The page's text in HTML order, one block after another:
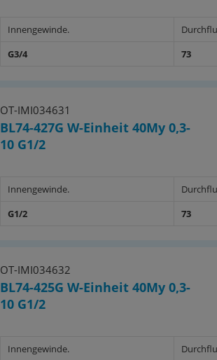
Innengewinde.
G3/4
73
OT-IMI034631
BL74-427G W-Einheit 40My 0,3-
10 G1/2
Innengewinde.
G1/2
73
OT-IMI034632
BL74-425G W-Einheit 40My 0,3-
10 G1/2
Innengewinde.